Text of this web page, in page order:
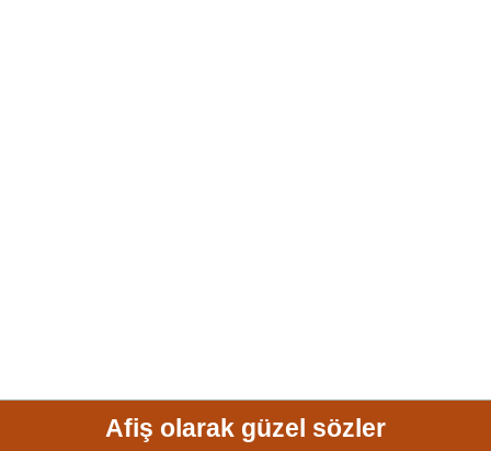
Afiş olarak güzel sözler